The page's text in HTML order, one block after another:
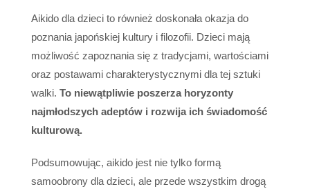
Aikido dla dzieci to również doskonała okazja do
poznania japońskiej kultury i filozofii. Dzieci mają
możliwość zapoznania się z tradycjami, wartościami
oraz postawami charakterystycznymi dla tej sztuki
walki. To niewątpliwie poszerza horyzonty
najmłodszych adeptów i rozwija ich świadomość
kulturową.
Podsumowując, aikido jest nie tylko formą
samoobrony dla dzieci, ale przede wszystkim drogą